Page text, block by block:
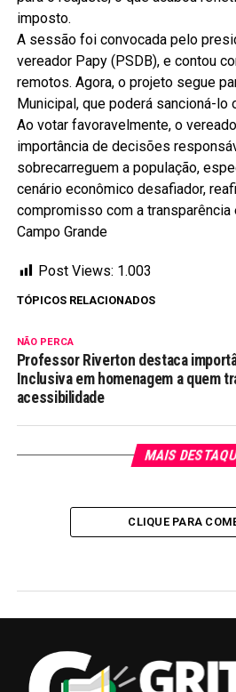
imposto.
A sessão foi convocada pelo
vereador Papy (PSDB), e contou
remotos. Agora, o projeto segue
Municipal, que poderá sancioná-lo
Ao votar favoravelmente, o
importância de decisões
sobrecarreguem a população,
cenário econômico desafiador,
compromisso com a
Campo Grande
Post Views: 1.003
TÓPICOS RELACIONADOS
NÃO PERCA
Professor Riverton destaca
Inclusiva em homenagem a quem
acessibilidade
MAIS
CLIQUE PARA